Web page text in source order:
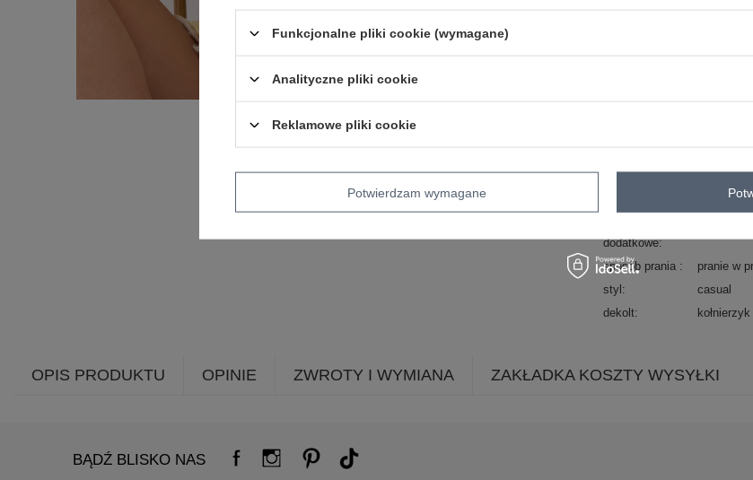
dodatkowe
sposób prania
pranie w
styl
casual
dekolt
kołnierzyk
OPIS PRODUKTU OPINIE ZWROTY I WYMIANA ZAKŁADKA KOSZTY WYSYŁKI
BĄDŹ BLISKO NAS
Funkcjonalne pliki cookie (wymagane)
Analityczne pliki cookie
Reklamowe pliki cookie
Potwierdzam wymagane